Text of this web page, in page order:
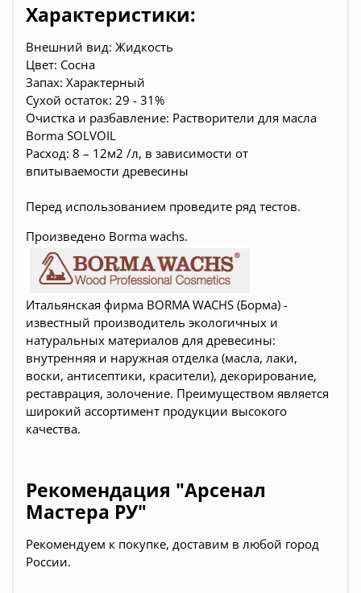
Характеристики:
Внешний вид: Жидкость
Цвет: Сосна
Запах: Характерный
Сухой остаток: 29 - 31%
Очистка и разбавление: Растворители для масла
Borma SOLVOIL
Расход: 8 – 12м2 /л, в зависимости от
впитываемости древесины
Перед использованием проведите ряд тестов.
Произведено Borma wachs.
Итальянская фирма BORMA WACHS (Борма) -
известный производитель экологичных и
натуральных материалов для древесины:
внутренняя и наружная отделка (масла, лаки,
воски, антисептики, красители), декорирование,
реставрация, золочение. Преимуществом является
широкий ассортимент продукции высокого
качества.
Рекомендация "Арсенал
Мастера РУ"
Рекомендуем к покупке, доставим в любой город
России.